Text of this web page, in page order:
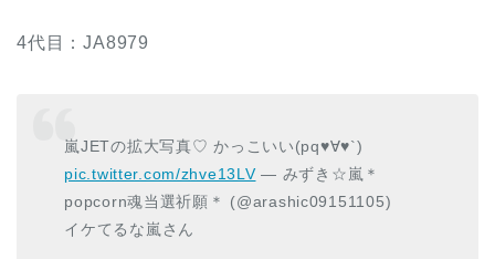
4代目：JA8979
嵐JETの拡大写真♡ かっこいい(pq♥∀♥`)
pic.twitter.com/zhve13LV— みずき☆嵐＊
popcorn魂当選祈願＊ (@arashic09151105)
イケてるな嵐さん